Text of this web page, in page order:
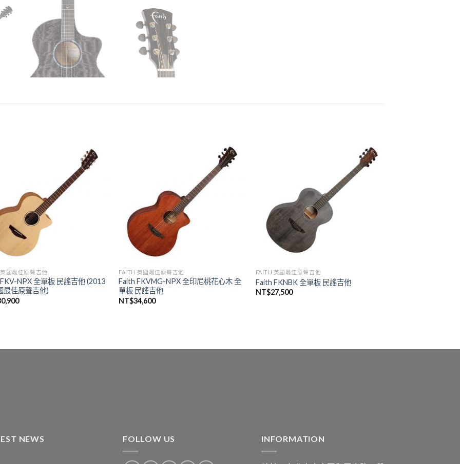
國最佳原聲吉他
NPX 全單板 民謠吉他 (2013
最佳原聲吉他)
FAITH 英國最佳原聲吉他
Faith FKVMG-NPX 全印尼桃花心木 全
單板 民謠吉他
NT$34,600
FAITH 英國最佳原聲吉他
Faith FKNBK 全單板 民謠吉他
NT$27,500
NEWS FOLLOW US INFORMATION